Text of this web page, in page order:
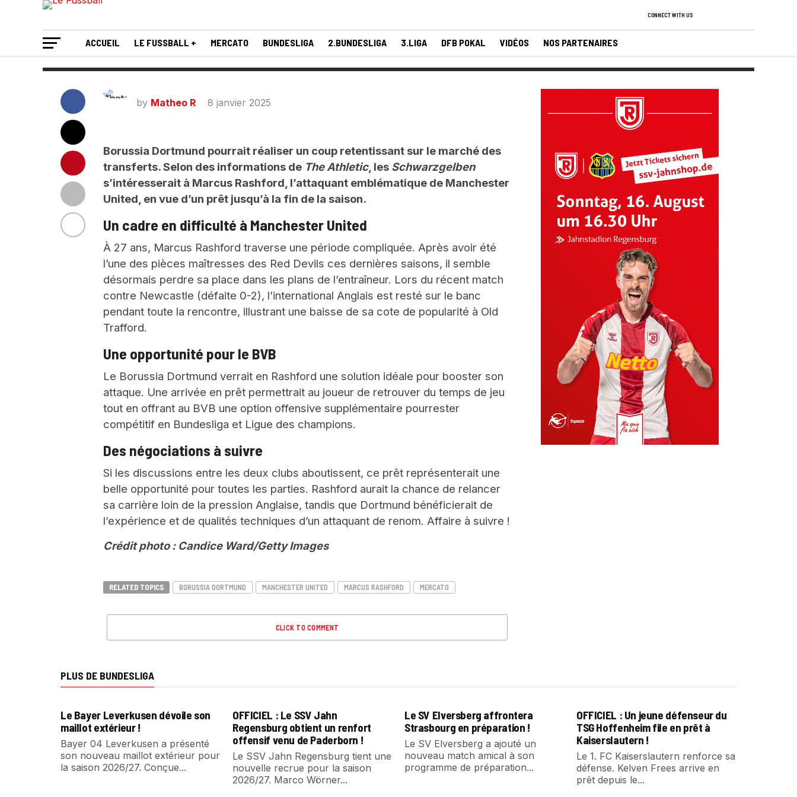
CONNECT WITH US
ACCUEIL LE FUSSBALL + MERCATO BUNDESLIGA 2.BUNDESLIGA 3.LIGA DFB POKAL VIDÉOS NOS PARTENAIRES
?
by Matheo R 8 janvier 2025
Borussia Dortmund pourrait réaliser un coup retentissant sur le marché des
transferts. Selon des informations de The Athletic, les Schwarzgelben
s’intéresserait à Marcus Rashford, l’attaquant emblématique de Manchester
United, en vue d’un prêt jusqu’à la fin de la saison.
Un cadre en difficulté à Manchester United
À 27 ans, Marcus Rashford traverse une période compliquée. Après avoir été
l’une des pièces maîtresses des Red Devils ces dernières saisons, il semble
désormais perdre sa place dans les plans de l’entraîneur. Lors du récent match
contre Newcastle (défaite 0-2), l’international Anglais est resté sur le banc
pendant toute la rencontre, illustrant une baisse de sa cote de popularité à Old
Trafford.
Une opportunité pour le BVB
Le Borussia Dortmund verrait en Rashford une solution idéale pour booster son
attaque. Une arrivée en prêt permettrait au joueur de retrouver du temps de jeu
tout en offrant au BVB une option offensive supplémentaire pourrester
compétitif en Bundesliga et Ligue des champions.
Des négociations à suivre
Si les discussions entre les deux clubs aboutissent, ce prêt représenterait une
belle opportunité pour toutes les parties. Rashford aurait la chance de relancer
sa carrière loin de la pression Anglaise, tandis que Dortmund bénéficierait de
l’expérience et de qualités techniques d’un attaquant de renom. Affaire à suivre !
Crédit photo : Candice Ward/Getty Images
RELATED TOPICS BORUSSIA DORTMUND MANCHESTER UNITED MARCUS RASHFORD MERCATO
CLICK TO COMMENT
PLUS DE BUNDESLIGA
Le Bayer Leverkusen dévoile son
maillot extérieur !
Bayer 04 Leverkusen a présenté
son nouveau maillot extérieur pour
la saison 2026/27. Conçue...
OFFICIEL : Le SSV Jahn
Regensburg obtient un renfort
offensif venu de Paderborn !
Le SSV Jahn Regensburg tient une
nouvelle recrue pour la saison
2026/27. Marco Wörner...
Le SV Elversberg affrontera
Strasbourg en préparation !
Le SV Elversberg a ajouté un
nouveau match amical à son
programme de préparation...
OFFICIEL : Un jeune défenseur du
TSG Hoffenheim file en prêt à
Kaiserslautern !
Le 1. FC Kaiserslautern renforce sa
défense. Kelven Frees arrive en
prêt depuis le...